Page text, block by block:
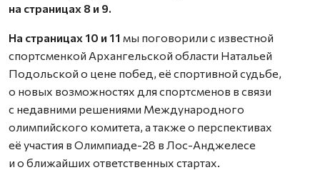
на страницах 8 и 9.
На страницах 10 и 11 мы поговорили с известной
спортсменкой Архангельской области Натальей
Подольской о цене побед, её спортивной судьбе,
о новых возможностях для спортсменов в связи
с недавними решениями Международного
олимпийского комитета, а также о перспективах
её участия в Олимпиаде-28 в Лос-Анджелесе
и о ближайших ответственных стартах.